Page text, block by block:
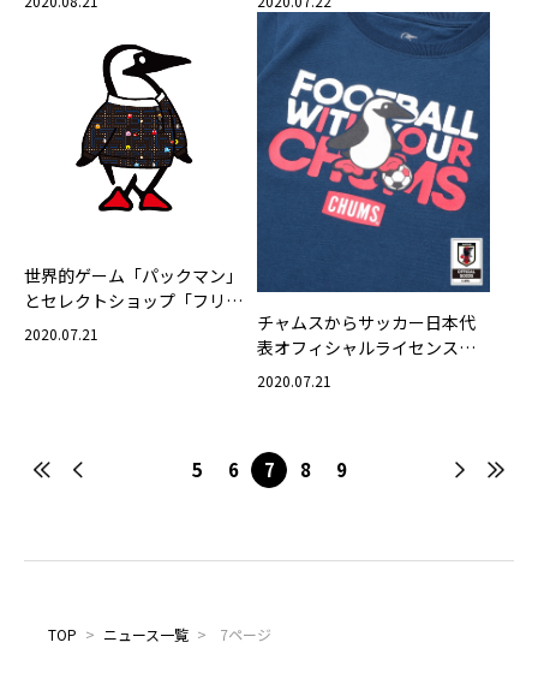
世界的ゲーム「パックマン」
とセレクトショップ「フリー
クスストア」とのトリプルコ
2020.07.21
チャムスからサッカー日本代
表オフィシャルライセンスグ
ッズが発売！
2020.07.21
5 6 7 8 9
TOP > ニュース一覧 > 7ページ